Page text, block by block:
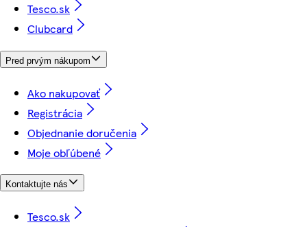
Tesco.sk
Clubcard
Pred prvým nákupom
Ako nakupovať
Registrácia
Objednanie doručenia
Moje obľúbené
Kontaktujte nás
Tesco.sk